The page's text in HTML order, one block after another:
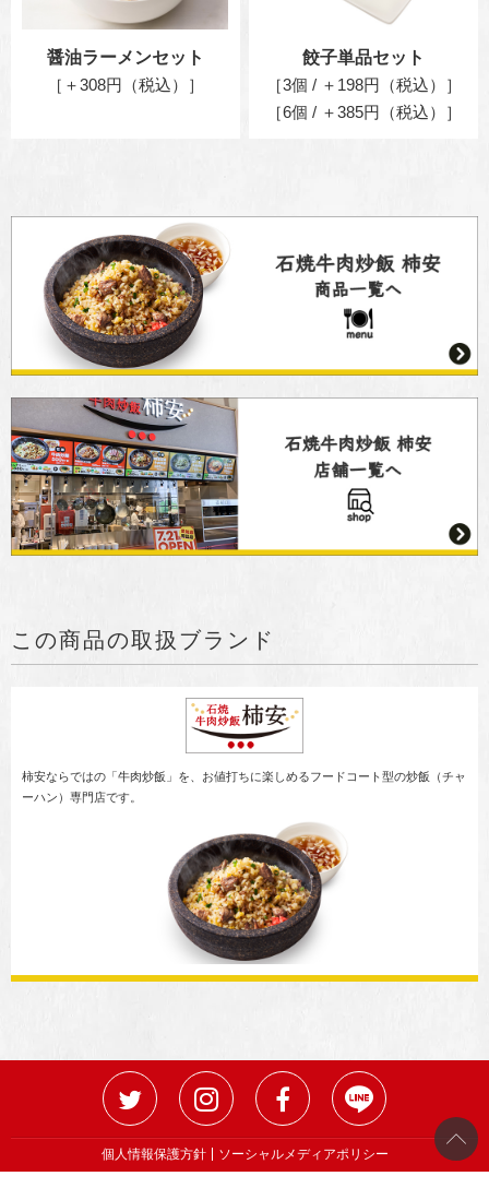
醤油ラーメンセット
［＋308円（税込）］
餃子単品セット
［3個 / ＋198円（税込）］
［6個 / ＋385円（税込）］
この商品の取扱ブランド
柿安ならではの「牛肉炒飯」を、お値打ちに楽しめるフードコート型の炒飯（チャ
ーハン）専門店です。
個人情報保護方針 ソーシャルメディアポリシー